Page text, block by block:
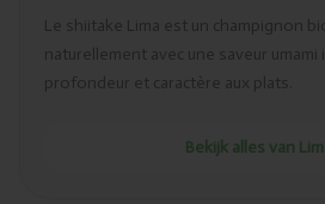
Le shiitake Lima est un champignon
naturellement avec une saveur
profondeur et caractère aux plats.
Bekijk alles van